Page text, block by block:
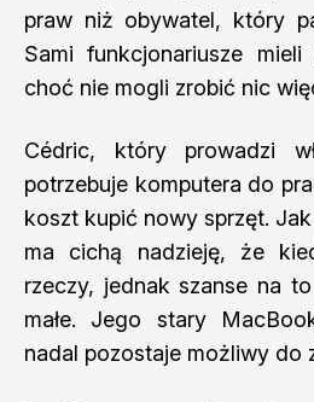
praw niż obywatel, który
Sami funkcjonariusze
choć nie mogli zrobić nic
Cédric, który prowadzi
potrzebuje komputera do
koszt kupić nowy sprzęt. Jak
ma cichą nadzieję, że
rzeczy, jednak szanse na
małe. Jego stary
nadal pozostaje możliwy do